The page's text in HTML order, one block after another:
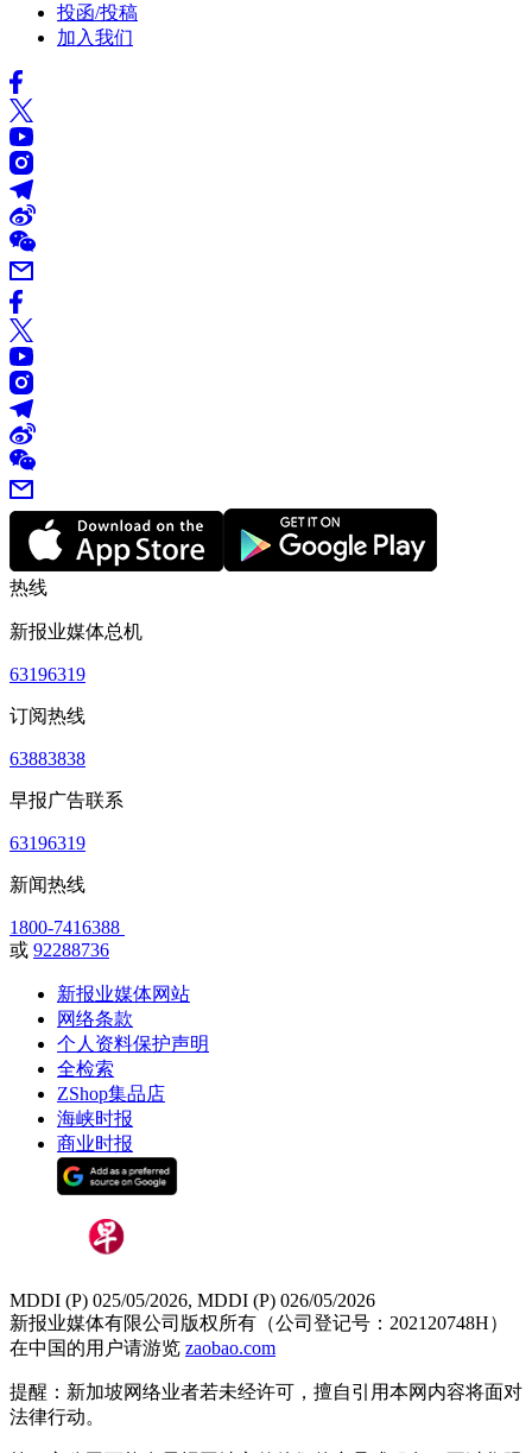
投函/投稿
加入我们
热线
新报业媒体总机
63196319
订阅热线
63883838
早报广告联系
63196319
新闻热线
1800-7416388
或 92288736
新报业媒体网站
网络条款
个人资料保护声明
全检索
ZShop集品店
海峡时报
商业时报
MDDI (P) 025/05/2026, MDDI (P) 026/05/2026
新报业媒体有限公司版权所有（公司登记号：202120748H）
在中国的用户请游览 zaobao.com
提醒：新加坡网络业者若未经许可，擅自引用本网内容将面对
法律行动。